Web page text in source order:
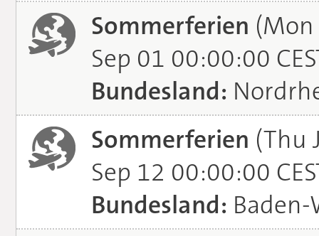
Sommerferien (Mon
Sep 01 00:00:00
Bundesland:
Sommerferien (Thu
Sep 12 00:00:00
Bundesland: